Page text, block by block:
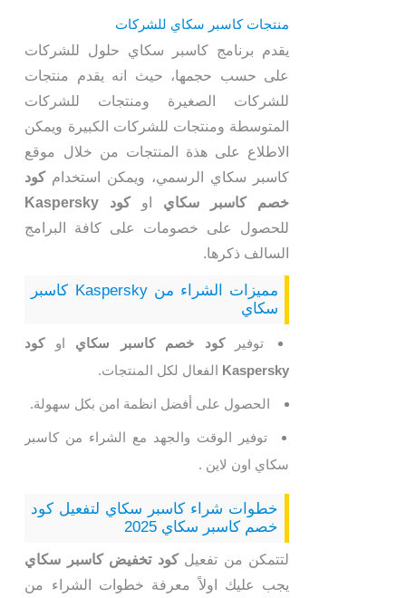
منتجات كاسبر سكاي للشركات
يقدم برنامج كاسبر سكاي حلول للشركات
على حسب حجمها، حيث انه يقدم منتجات
للشركات الصغيرة ومنتجات للشركات
المتوسطة ومنتجات للشركات الكبيرة ويمكن
الاطلاع على هذة المنتجات من خلال موقع
كاسبر سكاي الرسمي، ويمكن استخدامكود
خصم كاسبر سكاي
او كود Kaspersky
للحصول على خصومات على كافة البرامج
السالف ذكرها.
مميزات الشراء من Kaspersky كاسبر
سكاي
توفير كود خصم كاسبر سكاي اوكود
Kaspersky الفعال لكل المنتجات.
الحصول على أفضل انظمة امن بكل سهولة.
توفير الوقت والجهد مع الشراء من كاسبر
سكاي اون لاين .
خطوات شراء كاسبر سكاي لتفعيل كود
خصم كاسبر سكاي 2025
لتتمكن من تفعيل كود تخفيض كاسبر سكاي
يجب عليك اولاً معرفة خطوات الشراء من